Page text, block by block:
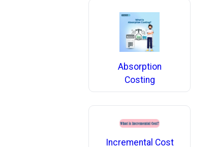
Absorption
Costing
Incremental Cost